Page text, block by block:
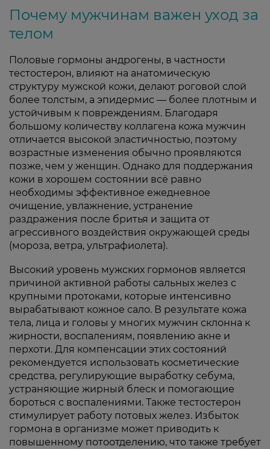
Почему мужчинам важен уход за
телом
Половые гормоны андрогены, в частности
тестостерон, влияют на анатомическую
структуру мужской кожи, делают роговой слой
более толстым, а эпидермис — более плотным и
устойчивым к повреждениям. Благодаря
большому количеству коллагена кожа мужчин
отличается высокой эластичностью, поэтому
возрастные изменения обычно проявляются
позже, чем у женщин. Однако для поддержания
кожи в хорошем состоянии всё равно
необходимы эффективное ежедневное
очищение, увлажнение, устранение
раздражения после бритья и защита от
агрессивного воздействия окружающей среды
(мороза, ветра, ультрафиолета).
Высокий уровень мужских гормонов является
причиной активной работы сальных желез с
крупными протоками, которые интенсивно
вырабатывают кожное сало. В результате кожа
тела, лица и головы у многих мужчин склонна к
жирности, воспалениям, появлению акне и
перхоти. Для компенсации этих состояний
рекомендуется использовать косметические
средства, регулирующие выработку себума,
устраняющие жирный блеск и помогающие
бороться с воспалениями. Также тестостерон
стимулирует работу потовых желез. Избыток
гормона в организме может приводить к
повышенному потоотделению, что также требует